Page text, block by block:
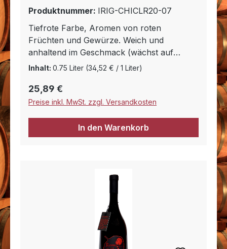
Produktnummer: IRIG-CHICLR20-07
Tiefrote Farbe, Aromen von roten
Früchten und Gewürze. Weich und
anhaltend im Geschmack (wächst auf
tonhaltigem Kalkstein). Gastronomische
für Wildgerichte und Käse.
Inhalt: 0.75 Liter (34,52 € / 1 Liter)
Regulärer Preis:
25,89 €
Preise inkl. MwSt. zzgl. Versandkosten
In den Warenkorb